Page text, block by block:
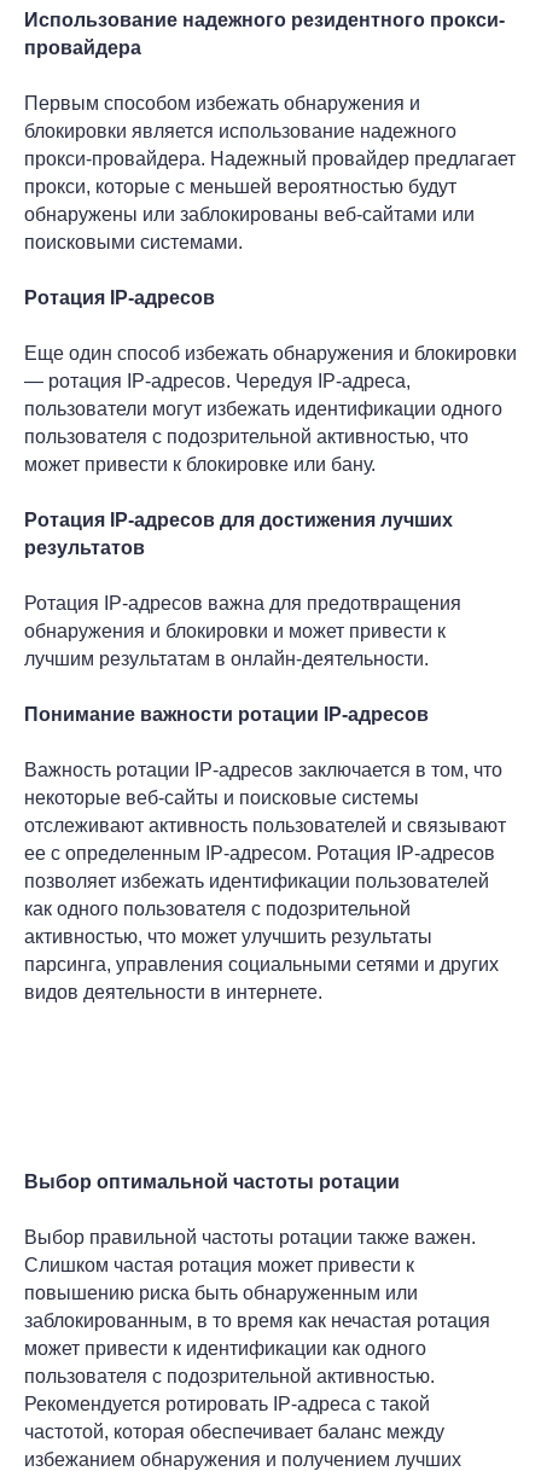
Использование надежного резидентного прокси-
провайдера
Первым способом избежать обнаружения и
блокировки является использование надежного
прокси-провайдера. Надежный провайдер предлагает
прокси, которые с меньшей вероятностью будут
обнаружены или заблокированы веб-сайтами или
поисковыми системами.
Ротация IP-адресов
Еще один способ избежать обнаружения и блокировки
— ротация IP-адресов. Чередуя IP-адреса,
пользователи могут избежать идентификации одного
пользователя с подозрительной активностью, что
может привести к блокировке или бану.
Ротация IP-адресов для достижения лучших
результатов
Ротация IP-адресов важна для предотвращения
обнаружения и блокировки и может привести к
лучшим результатам в онлайн-деятельности.
Понимание важности ротации IP-адресов
Важность ротации IP-адресов заключается в том, что
некоторые веб-сайты и поисковые системы
отслеживают активность пользователей и связывают
ее с определенным IP-адресом. Ротация IP-адресов
позволяет избежать идентификации пользователей
как одного пользователя с подозрительной
активностью, что может улучшить результаты
парсинга, управления социальными сетями и других
видов деятельности в интернете.
Выбор оптимальной частоты ротации
Выбор правильной частоты ротации также важен.
Слишком частая ротация может привести к
повышению риска быть обнаруженным или
заблокированным, в то время как нечастая ротация
может привести к идентификации как одного
пользователя с подозрительной активностью.
Рекомендуется ротировать IP-адреса с такой
частотой, которая обеспечивает баланс между
избежанием обнаружения и получением лучших